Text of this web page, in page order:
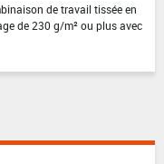
de travail tissée en
de 230 g/m² ou plus avec